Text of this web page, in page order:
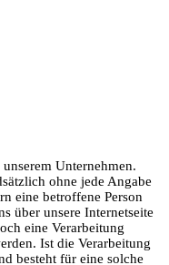
Unternehmen.
ohne jede Angabe
eine betroffene Person
über unsere Internetseite
eine Verarbeitung
Ist die Verarbeitung
besteht für eine solche